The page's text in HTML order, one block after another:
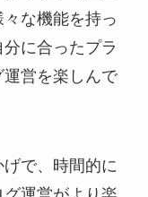
な機能を持っ
に合ったプラ
営を楽しんで
で、時間的に